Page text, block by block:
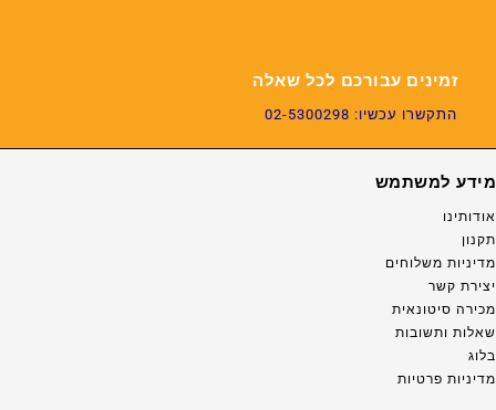
זמינים עבורכם לכל שאלה
התקשרו עכשיו: 02-5300298
מידע למשתמש
אודותינו
תקנון
מדיניות משלוחים
יצירת קשר
מכירה סיטונאית
שאלות ותשובות
בלוג
מדיניות פרטיות